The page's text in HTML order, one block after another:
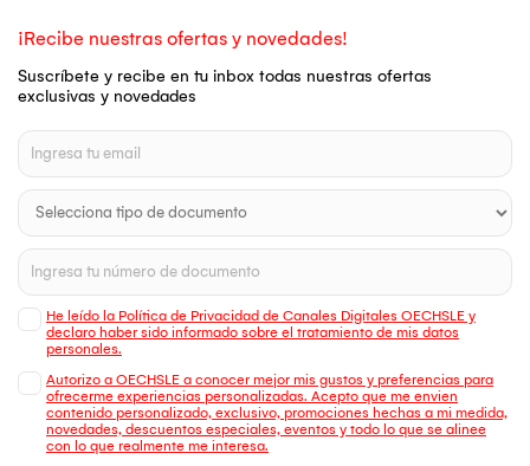
¡Recibe nuestras ofertas y novedades!
Suscríbete y recibe en tu inbox todas nuestras ofertas
exclusivas y novedades
He leído la Política de Privacidad de Canales Digitales OECHSLE y
declaro haber sido informado sobre el tratamiento de mis datos
personales.
Autorizo a OECHSLE a conocer mejor mis gustos y preferencias para
ofrecerme experiencias personalizadas. Acepto que me envien
contenido personalizado, exclusivo, promociones hechas a mi medida,
novedades, descuentos especiales, eventos y todo lo que se alinee
con lo que realmente me interesa.